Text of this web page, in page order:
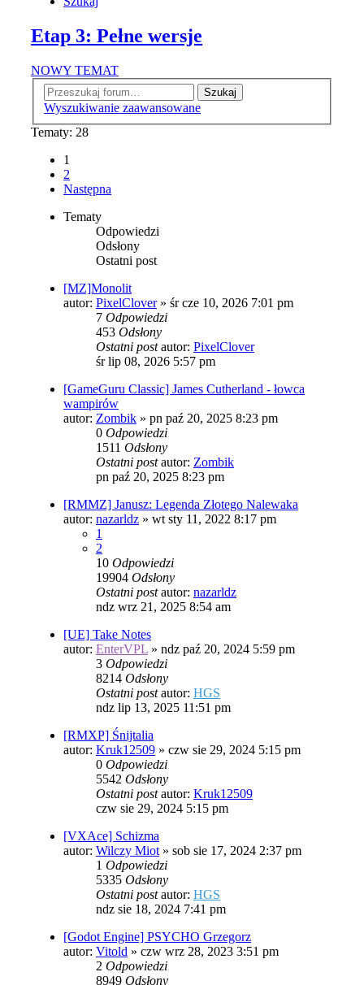
Etap 3: Pełne wersje
NOWY TEMAT
Szukaj
Wyszukiwanie zaawansowane
Tematy: 28
1
2
Następna
Tematy
Odpowiedzi
Odsłony
Ostatni post
[MZ]Monolit
autor: PixelClover» śr cze 10, 2026 7:01 pm
7 Odpowiedzi
453 Odsłony
Ostatni postautor: PixelClover
śr lip 08, 2026 5:57 pm
[GameGuru Classic] James Cutherland - łowca
wampirów
autor: Zombik » pn paź 20, 2025 8:23 pm
0 Odpowiedzi
1511 Odsłony
Ostatni postautor: Zombik
pn paź 20, 2025 8:23 pm
[RMMZ] Janusz: Legenda Złotego Nalewaka
autor: nazarldz » wt sty 11, 2022 8:17 pm
1
2
10 Odpowiedzi
19904 Odsłony
Ostatni postautor: nazarldz
ndz wrz 21, 2025 8:54 am
[UE] Take Notes
autor: EnterVPL » ndz paź 20, 2024 5:59 pm
3 Odpowiedzi
8214 Odsłony
Ostatni postautor: HGS
ndz lip 13, 2025 11:51 pm
[RMXP] Śnijtalia
autor: Kruk12509 » czw sie 29, 2024 5:15 pm
0 Odpowiedzi
5542 Odsłony
Ostatni postautor: Kruk12509
czw sie 29, 2024 5:15 pm
[VXAce] Schizma
autor: Wilczy Miot» sob sie 17, 2024 2:37 pm
1 Odpowiedzi
5335 Odsłony
Ostatni postautor: HGS
ndz sie 18, 2024 7:41 pm
[Godot Engine] PSYCHO Grzegorz
autor: Vitold » czw wrz 28, 2023 3:51 pm
2 Odpowiedzi
8949 Odsłony